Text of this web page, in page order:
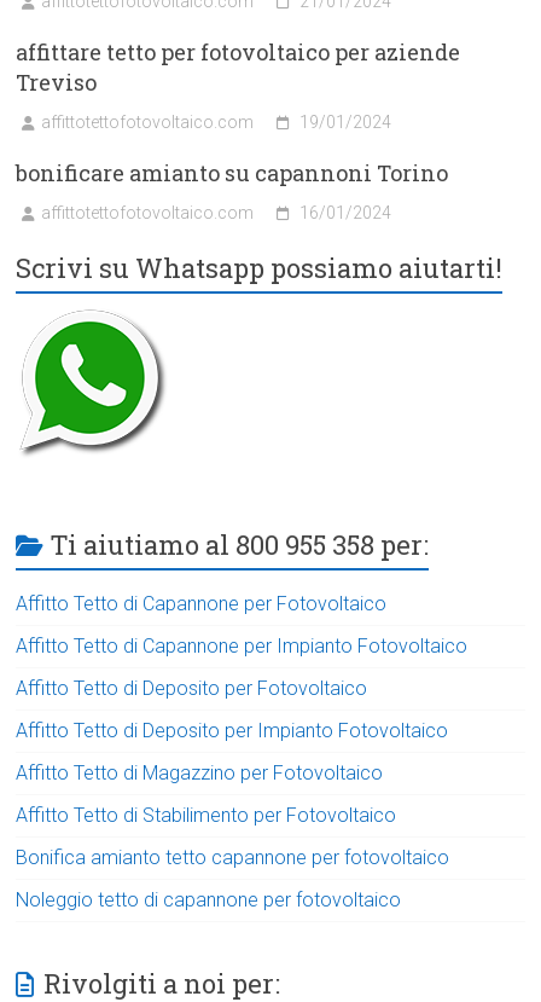
affittare tetto per fotovoltaico per aziende
Treviso
affittotettofotovoltaico.com 19/01/2024
bonificare amianto su capannoni Torino
affittotettofotovoltaico.com 16/01/2024
Scrivi su Whatsapp possiamo aiutarti!
Ti aiutiamo al 800 955 358 per:
Affitto Tetto di Capannone per Fotovoltaico
Affitto Tetto di Capannone per Impianto Fotovoltaico
Affitto Tetto di Deposito per Fotovoltaico
Affitto Tetto di Deposito per Impianto Fotovoltaico
Affitto Tetto di Magazzino per Fotovoltaico
Affitto Tetto di Stabilimento per Fotovoltaico
Bonifica amianto tetto capannone per fotovoltaico
Noleggio tetto di capannone per fotovoltaico
Rivolgiti a noi per: